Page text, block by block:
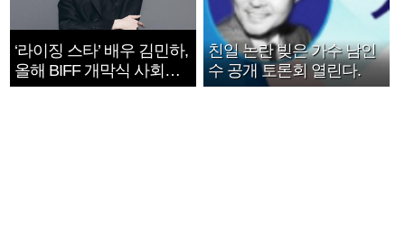
‘라이징 스타’ 배우 김민하,
올해 BIFF 개막식 사회자
확정
친일 논란 빚은 가수 남인
수 공개 토론회 열린다.